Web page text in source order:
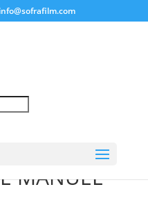
info@sofrafilm.com
MANUEL